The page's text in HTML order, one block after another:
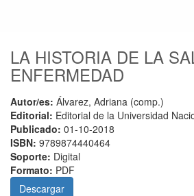
LA HISTORIA DE LA
ENFERMEDAD
Autor/es: Álvarez, Adriana (comp.)
Editorial: Editorial de la Universidad
Publicado: 01-10-2018
ISBN: 9789874440464
Soporte: Digital
Formato: PDF
Descargar